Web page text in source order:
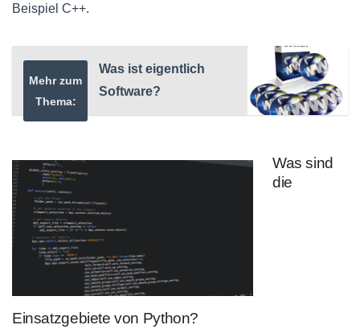
Beispiel C++.
Mehr zum
Thema:
Was ist eigentlich
Software?
Was sind
die
Einsatzgebiete von Python?